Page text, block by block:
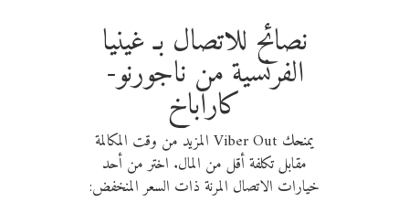
نصائح للاتصال بـ غينيا
الفرنسية من ناجورنو-
كاراباخ
يمنحك Viber Out المزيد من وقت المكالمة
مقابل تكلفة أقل من المال. اختر من أحد
خيارات الاتصال المرنة ذات السعر المنخفض: